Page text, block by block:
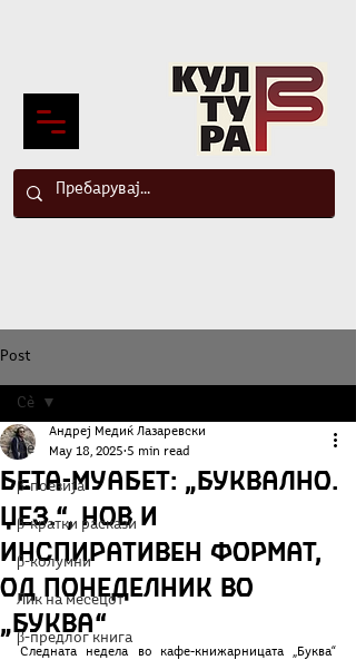
Post
Сè
β-поезија
β-кратки раскази
β-колумни
Лик на месецот
β-предлог книга
Сè
Бета-муабет: „Буквално.
Џез.“, Нов и
инспиративен формат,
од понеделник во
„Буква“
Андреј Медиќ Лазаревски
May 18, 2025 5 min read
Следната недела во кафе-книжарницата „Буква“